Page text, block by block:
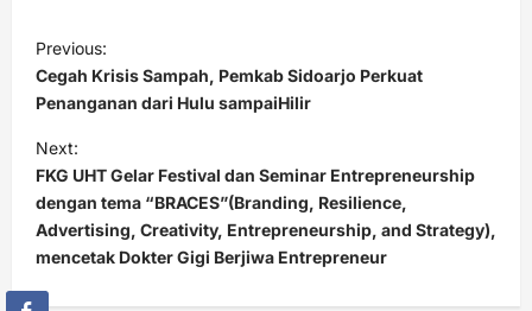
o
s
t
n
a
v
i
Previous:
Cegah Krisis Sampah, Pemkab Sidoarjo Perkuat
Penanganan dari Hulu sampaiHilir
Next:
FKG UHT Gelar Festival dan Seminar Entrepreneurship
dengan tema “BRACES”(Branding, Resilience,
Advertising, Creativity, Entrepreneurship, and Strategy),
mencetak Dokter Gigi Berjiwa Entrepreneur